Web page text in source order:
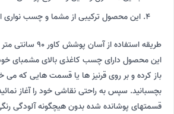
این محصول ترکیبی از مشما و چسب
طریقه استفاده از آسان پوشش کاور 90 سانتی متر
این محصول دارای چسب کاغذی بالای مشمبای
باز کرده و بر روی قرنیز ها یا قسمت هایی که می
بچسبانید. سپس به راحتی نقاشی خود را آغاز
قسمتهای پوشانده شده بدون هیچگونه آلودگی